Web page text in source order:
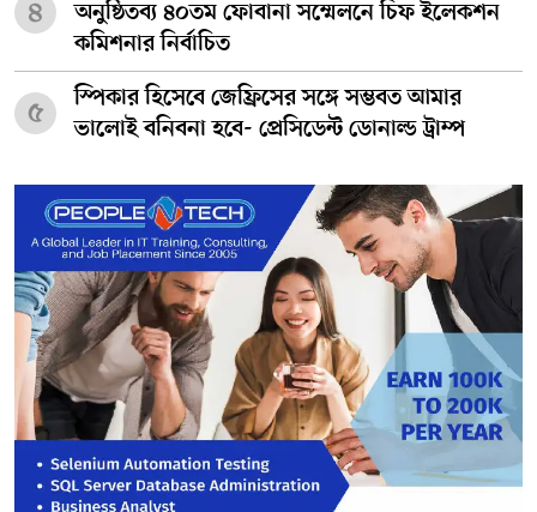
৪
অনুষ্ঠিতব্য ৪০তম ফোবানা সম্মেলনে চিফ ইলেকশন
কমিশনার নির্বাচিত
৫
স্পিকার হিসেবে জেফ্রিসের সঙ্গে সম্ভবত আমার
ভালোই বনিবনা হবে- প্রেসিডেন্ট ডোনাল্ড ট্রাম্প